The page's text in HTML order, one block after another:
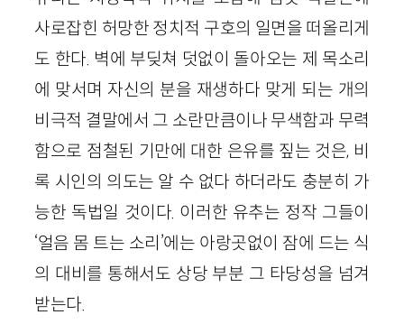
사로잡힌 허망한 정치적 구호의 일면을 떠올리게
도 한다. 벽에 부딪쳐 덧없이 돌아오는 제 목소리
에 맞서며 자신의 분을 재생하다 맞게 되는 개의
비극적 결말에서 그 소란만큼이나 무색함과 무력
함으로 점철된 기만에 대한 은유를 짚는 것은, 비
록 시인의 의도는 알 수 없다 하더라도 충분히 가
능한 독법일 것이다. 이러한 유추는 정작 그들이
‘얼음 몸 트는 소리’에는 아랑곳없이 잠에 드는 식
의 대비를 통해서도 상당 부분 그 타당성을 넘겨
받는다.